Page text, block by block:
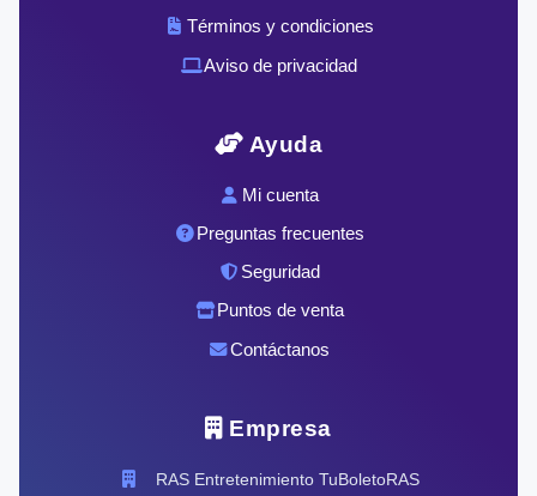
Términos y condiciones
Aviso de privacidad
Ayuda
Mi cuenta
Preguntas frecuentes
Seguridad
Puntos de venta
Contáctanos
Empresa
RAS Entretenimiento TuBoletoRAS